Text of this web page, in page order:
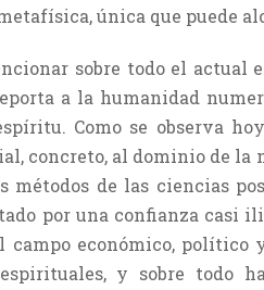
única que puede
sobre todo el
a la humanidad
Como se observa
con­creto, al dominio de
de las ciencias
por una confianza casi
económico,
y sobre todo